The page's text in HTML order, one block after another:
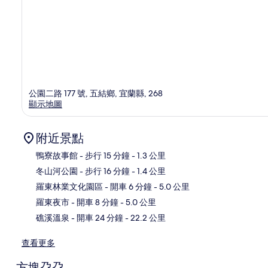
公園二路 177 號, 五結鄉, 宜蘭縣, 268
顯示地圖
附近景點
鴨寮故事館- 步行 15 分鐘- 1.3 公里
冬山河公園 - 步行 16 分鐘- 1.4 公里
羅東林業文化園區- 開車 6 分鐘- 5.0 公里
羅東夜市- 開車 8 分鐘- 5.0 公里
礁溪溫泉 - 開車 24 分鐘- 22.2 公里
查看更多